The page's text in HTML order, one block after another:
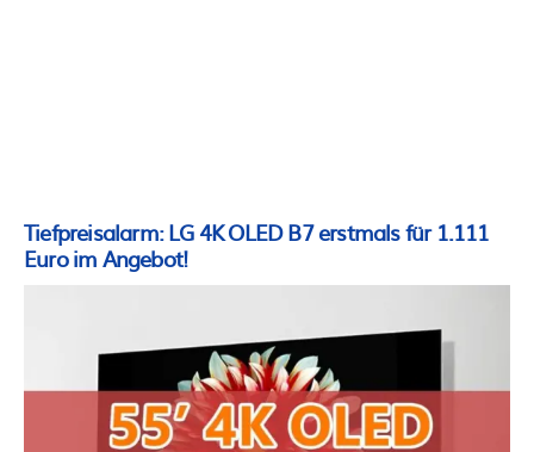
Tiefpreisalarm: LG 4K OLED B7 erstmals für 1.111
Euro im Angebot!